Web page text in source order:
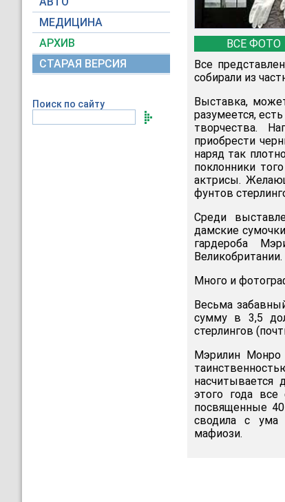
МЕДИЦИНА
АРХИВ
СТАРАЯ ВЕРСИЯ
Поиск по сайту
ВСЕ ФОТО
Все
собирали из
Выставка,
разумеется,
творчества.
приобрести
наряд так
поклонники
актрисы.
фунтов
Среди
дамские
гардероба
Великобритании.
Много и
Весьма
сумму в 3,5
стерлингов
Мэрилин Монро
насчитывается
этого года
посвященные
сводила с ума
мафиози.